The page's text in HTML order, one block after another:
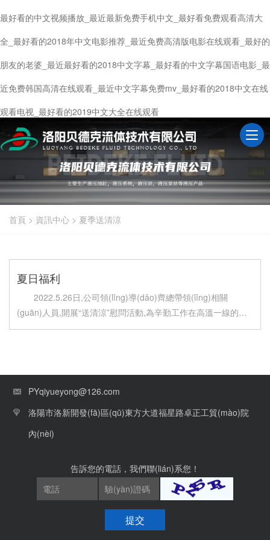
最好看的中文视频播放_最近最新免费手机中文_最好看免费观看高清大
全_最好看的2018年中文电影推荐_最近免费高清版电影在线观看_最好的
朋友的老婆_最近最好看的2018中文字幕_最好看的中文字幕国语电影_最
近免费韩国高清在线观看_最近中文字幕免费mv_最好看的2018中文在线
观看电视_最好看的2019中文大全在线观看
首頁 > 資訊中心 > 夏季送清涼
夏日福利
2022.5.26日,公司領(lǐng)導(dǎo)齊總帶領(lǐng)相關
(guān)人員,開展“送清涼”慰問活動,為辛勤工作在高溫一線的全
體員工送去防暑降溫慰問品。齊總親選的生態(tài)西
PYqiyueyong@126.com
洛陽市洛新開發(fā)區(qū)東方大道福星路卓正工貿(mào)院
內(nèi)
告訴您的電話，我們聯(lián)系您！
提交